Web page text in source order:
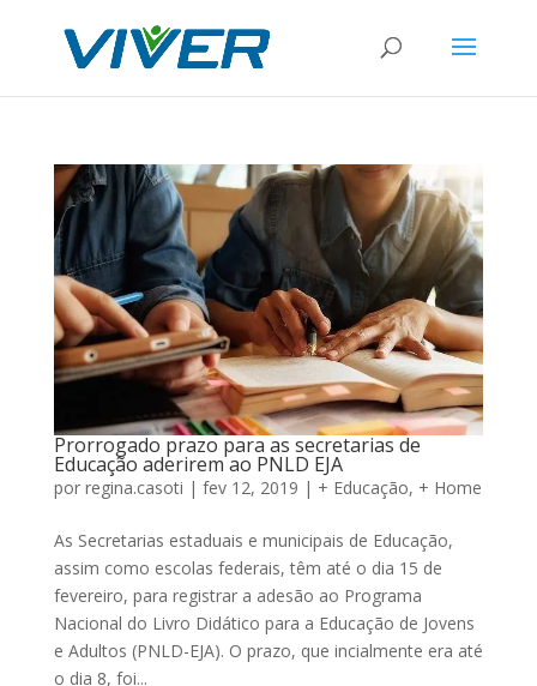
Prorrogado prazo para as secretarias de
Educação aderirem ao PNLD EJA
por regina.casoti | fev 12, 2019 | + Educação, + Home
As Secretarias estaduais e municipais de Educação,
assim como escolas federais, têm até o dia 15 de
fevereiro, para registrar a adesão ao Programa
Nacional do Livro Didático para a Educação de Jovens
e Adultos (PNLD-EJA). O prazo, que incialmente era até
o dia 8, foi...